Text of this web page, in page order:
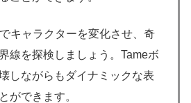
キャラクターを変化させ、奇
線を探検しましょう。Tameボ
しながらもダイナミックな表
ができます。